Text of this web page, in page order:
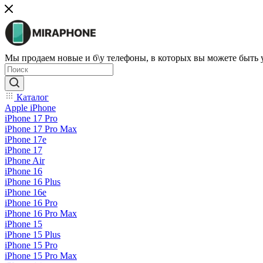
Мы продаем новые и б\у телефоны, в которых вы можете быть
Каталог
Apple iPhone
iPhone 17 Pro
iPhone 17 Pro Max
iPhone 17e
iPhone 17
iPhone Air
iPhone 16
iPhone 16 Plus
iPhone 16e
iPhone 16 Pro
iPhone 16 Pro Max
iPhone 15
iPhone 15 Plus
iPhone 15 Pro
iPhone 15 Pro Max